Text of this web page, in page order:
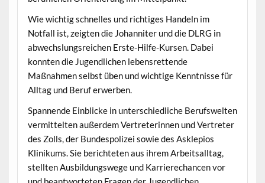
Wie wichtig schnelles und richtiges Handeln im
Notfall ist, zeigten die Johanniter und die DLRG in
abwechslungsreichen Erste-Hilfe-Kursen. Dabei
konnten die Jugendlichen lebensrettende
Maßnahmen selbst üben und wichtige Kenntnisse für
Alltag und Beruf erwerben.
Spannende Einblicke in unterschiedliche Berufswelten
vermittelten außerdem Vertreterinnen und Vertreter
des Zolls, der Bundespolizei sowie des Asklepios
Klinikums. Sie berichteten aus ihrem Arbeitsalltag,
stellten Ausbildungswege und Karrierechancen vor